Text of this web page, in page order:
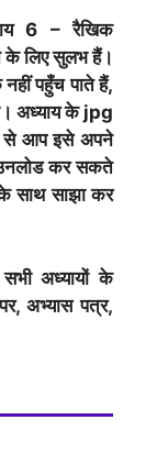
6 – रैखिक
के लिए सुलभ हैं।
पहुँच पाते हैं,
अध्याय के jpg
से आप इसे अपने
कर सकते
साथ साझा कर
अध्यायों के
अभ्यास पत्र,